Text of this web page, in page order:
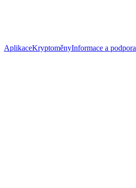
AplikaceKryptoměnyInformace a podpora